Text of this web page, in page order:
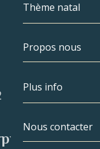
Poissons
Bélier
Taureau
Cancer
Thème natal
Thème natal
Célébrités
Propos nous
Plus info
Compatibilité
Nous contacter